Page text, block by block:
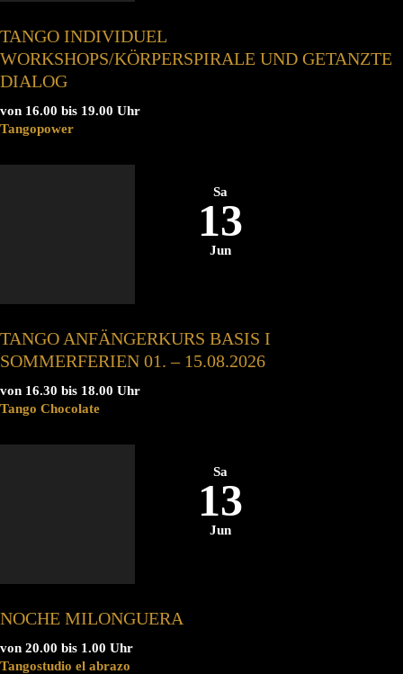
TANGO INDIVIDUEL
WORKSHOPS/KÖRPERSPIRALE UND GETANZTE
DIALOG
von 16.00 bis 19.00 Uhr
Tangopower
Sa
13
Jun
TANGO ANFÄNGERKURS BASIS I
SOMMERFERIEN 01. – 15.08.2026
von 16.30 bis 18.00 Uhr
Tango Chocolate
Sa
13
Jun
NOCHE MILONGUERA
von 20.00 bis 1.00 Uhr
Tangostudio el abrazo